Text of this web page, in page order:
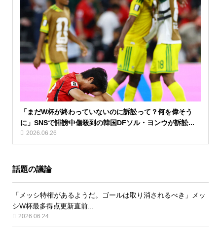
「まだW杯が終わっていないのに訴訟って？何を偉そう
に」SNSで誹謗中傷殺到の韓国DFソル・ヨンウが訴訟...
2026.06.26
話題の議論
「メッシ特権があるようだ。ゴールは取り消されるべき」メッ
シW杯最多得点更新直前...
2026.06.24